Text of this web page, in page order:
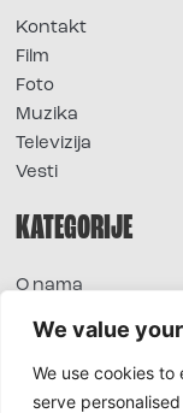
We value
We use cookies
serve
Kontakt
Film
Foto
Muzika
Televizija
Vesti
KATEGORIJE
O nama
Extra
Foto
Moda